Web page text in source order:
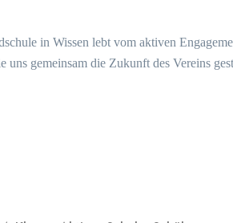
in Wissen lebt vom aktiven
uns gemeinsam die Zukunft des Vereins